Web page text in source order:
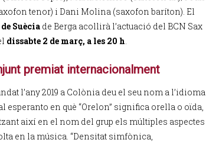
tenor) i Dani Molina (saxofon baríton). El
Suècia de Berga acollirà l’actuació del BCN Sax
dissabte 2 de març, a les 20 h.
premiat internacionalment
l’any 2019 a Colònia deu el seu nom a l’idioma
esperanto en què “Orelon” significa orella o oïda,
així en el nom del grup els múltiples aspectes
en la música. “Densitat simfònica,